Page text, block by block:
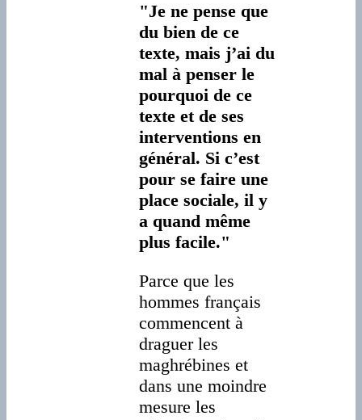
"Je ne pense que
du bien de ce
texte, mais j’ai du
mal à penser le
pourquoi de ce
texte et de ses
interventions en
général. Si c’est
pour se faire une
place sociale, il y
a quand même
plus facile."
Parce que les
hommes français
commencent à
draguer les
maghrébines et
dans une moindre
mesure les